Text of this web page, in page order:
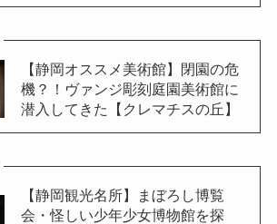
【静岡オススメ美術館】閉園の危
機？！ヴァンジ彫刻庭園美術館に
潜入してきた【クレマチスの丘】
【静岡観光名所】まぼろし博覧
会・怪しい少年少女博物館を探